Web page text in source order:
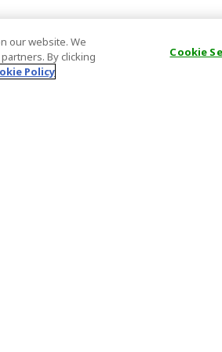
our website. We
By clicking
Policy
Cookie